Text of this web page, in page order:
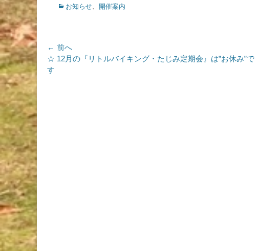
カ
ー
お知らせ、 開催案内
投
稿
← 前へ
前
の
☆ 12月の『リトルバイキング・たじみ定期会』は”お休み”で
す